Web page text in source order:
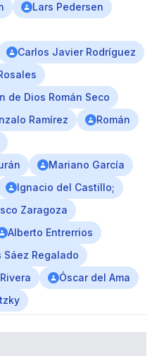
Lars Pedersen
Carlos Javier Rodríguez
de Dios Román Seco
Ramírez
Román
Mariano García
Ignacio del Castillo;
Zaragoza
Alberto Entrerrios
Sáez Regalado
Óscar del Ama